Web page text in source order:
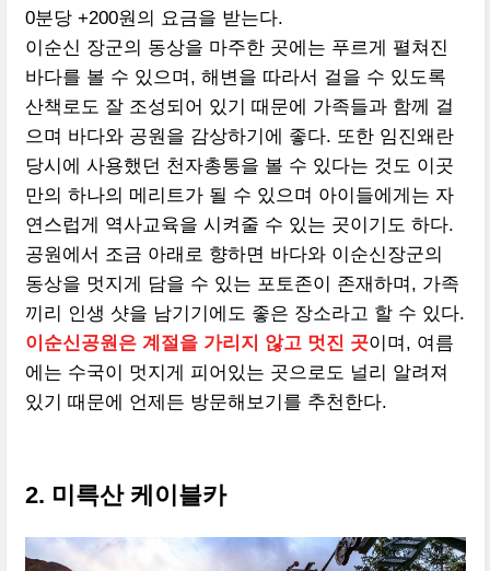
0분당 +200원의 요금을 받는다.
이순신 장군의 동상을 마주한 곳에는 푸르게 펼쳐진
바다를 볼 수 있으며, 해변을 따라서 걸을 수 있도록
산책로도 잘 조성되어 있기 때문에 가족들과 함께 걸
으며 바다와 공원을 감상하기에 좋다. 또한 임진왜란
당시에 사용했던 천자총통을 볼 수 있다는 것도 이곳
만의 하나의 메리트가 될 수 있으며 아이들에게는 자
연스럽게 역사교육을 시켜줄 수 있는 곳이기도 하다.
공원에서 조금 아래로 향하면 바다와 이순신장군의
동상을 멋지게 담을 수 있는 포토존이 존재하며, 가족
끼리 인생 샷을 남기기에도 좋은 장소라고 할 수 있다.
이순신공원은 계절을 가리지 않고 멋진 곳이며, 여름
에는 수국이 멋지게 피어있는 곳으로도 널리 알려져
있기 때문에 언제든 방문해보기를 추천한다.
2. 미륵산 케이블카